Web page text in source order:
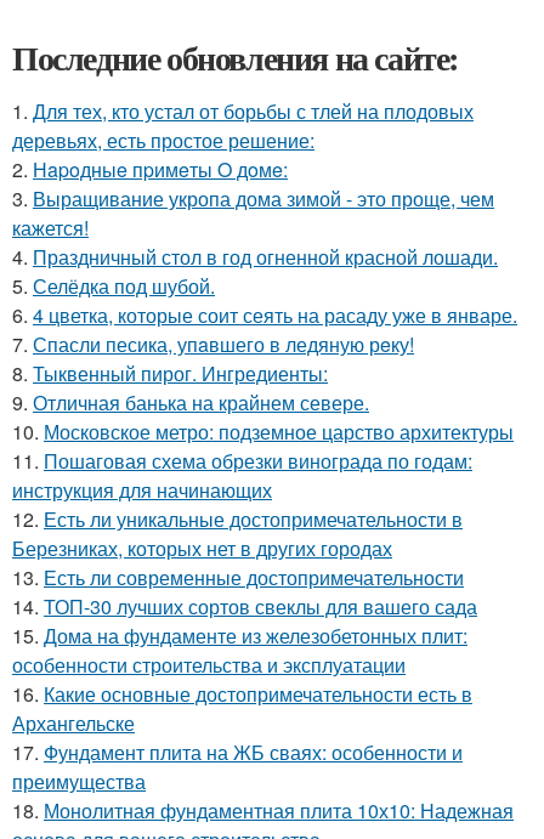
Последние обновления на сайте:
1. Для тех, кто устал от борьбы с тлей на плодовых
деревьях, есть простое решение:
2. Нapoдныe пpимeты O дoмe:
3. Выращивание укропа дома зимой - это проще, чем
кажется!
4. Праздничный стол в год огненной красной лошади.
5. Селёдка под шубой.
6. 4 цветка, которые соит сеять на расаду уже в январе.
7. Спасли песика, упaвшего в ледяную рeку!
8. Тыквенный пирог. Ингредиенты:
9. Отличная банька на крайнем севере.
10. Московское метро: подземное царство архитектуры
11. Пошаговая схема обрезки винограда по годам:
инструкция для начинающих
12. Есть ли уникальные достопримечательности в
Березниках, которых нет в других городах
13. Есть ли современные достопримечательности
14. ТОП-30 лучших сортов свеклы для вашего сада
15. Дома на фундаменте из железобетонных плит:
особенности строительства и эксплуатации
16. Какие основные достопримечательности есть в
Архангельске
17. Фундамент плита на ЖБ сваях: особенности и
преимущества
18. Монолитная фундаментная плита 10х10: Надежная